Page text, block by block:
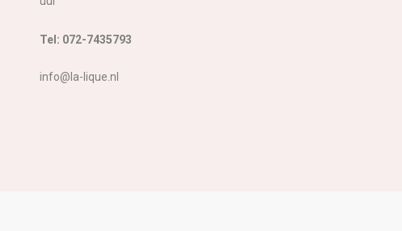
Tel: 072-7435793
info@la-lique.nl